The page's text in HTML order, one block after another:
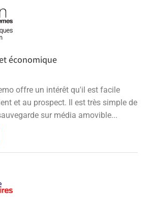
économique
offre un intérêt qu'il est facile
et au prospect. Il est très simple de
sur média amovible...